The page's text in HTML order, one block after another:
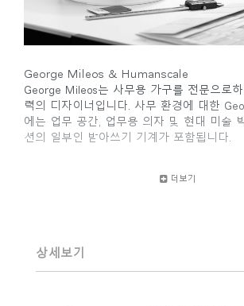
국가 선택
로그인
SIGN IN WITH SSO
회원가입
George Mileos & Humanscale
George Mileos는 사무용 가구를 전문으로
력의 디자이너입니다. 사무 환경에 대한
에는 업무 공간, 업무용 의자 및 현대 미술
션의 일부인 받아쓰기 기계가 포함됩니다.
서 생산성과 건강을 증진시키고 손목의 긴
더보기
상세보기